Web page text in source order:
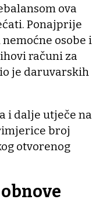
ova
Ponajprije
osobe i
računi za
je daruvarskih
i dalje utječe na
broj
otvorenog